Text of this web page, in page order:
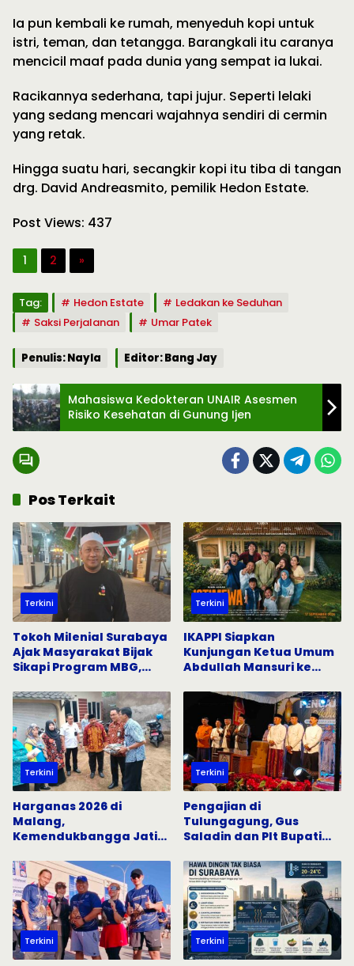
Ia pun kembali ke rumah, menyeduh kopi untuk
istri, teman, dan tetangga. Barangkali itu caranya
mencicil maaf pada dunia yang sempat ia lukai.
Racikannya sederhana, tapi jujur. Seperti lelaki
yang sedang mencari wajahnya sendiri di cermin
yang retak.
Hingga suatu hari, secangkir kopi itu tiba di tangan
drg. David Andreasmito, pemilik Hedon Estate.
Post Views: 437
1 2 »
Tag: Hedon Estate
Ledakan ke Seduhan
Saksi Perjalanan
Umar Patek
Penulis: Nayla Editor: Bang Jay
Mahasiswa Kedokteran UNAIR Asesmen
Risiko Kesehatan di Gunung Ijen
Pos Terkait
Terkini
Tokoh Milenial Surabaya
Ajak Masyarakat Bijak
Sikapi Program MBG,
Sosial
Terkini
IKAPPI Siapkan
Kunjungan Ketua Umum
Abdullah Mansuri ke
Surabaya
Terkini
Harganas 2026 di
Malang,
Kemendukbangga Jatim
Percepat Penurunan
Stunting
Terkini
Pengajian di
Tulungagung, Gus
Saladin dan Plt Bupati
Keislaman
Terkini Terkini